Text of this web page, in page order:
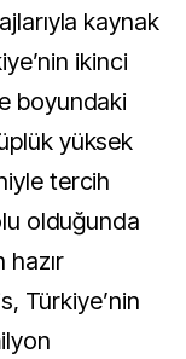
kaynak
ikinci
boyundaki
yüksek
tercih
olduğunda
hazır
Türkiye’nin